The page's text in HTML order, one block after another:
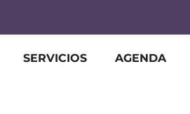
SERVICIOS AGENDA